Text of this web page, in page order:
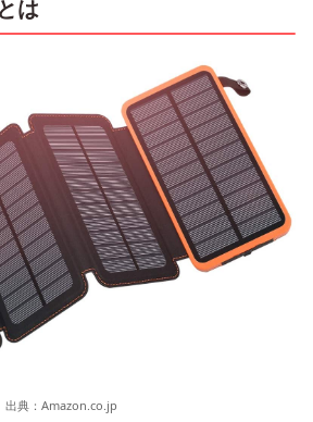
は
出典： Amazon.co.jp